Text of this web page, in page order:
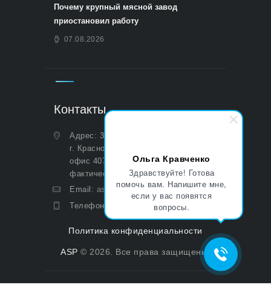
Ольга Кравченко
Здравствуйте! Готова
помочь вам. Напишите мне,
если у вас появятся
вопросы.
Почему крупный мясной завод
приостановил работу
07.08.2026
Контакты
Адрес: 350051, Краснодарский край,
г. Краснодар, ул. Дальняя, д. 27,
офис 407 (Юридический и
фактический)
Email: asp@aoasp.ru
Телефон:
+7 (499) 380-83-05
Политика конфиденциальности
ASP © 2026. Все права защищены.